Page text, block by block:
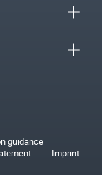
guidance
Imprint